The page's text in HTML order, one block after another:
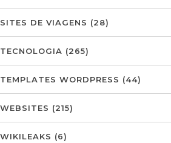
SITES DE VIAGENS (28)
TECNOLOGIA (265)
TEMPLATES WORDPRESS (44)
WEBSITES (215)
WIKILEAKS (6)